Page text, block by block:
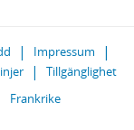
Impressum
Tillgänglighet
Frankrike